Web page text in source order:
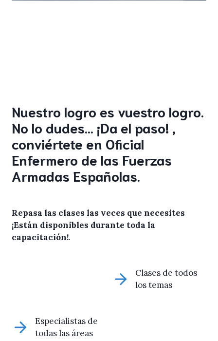
Nuestro logro es vuestro logro.
No lo dudes… ¡Da el paso! ,
conviértete en Oficial
Enfermero de las Fuerzas
Armadas Españolas.
Repasa las clases las veces que necesites
¡Están disponibles durante toda la
capacitación!.
Clases de todos
los temas
Especialistas de
todas las áreas